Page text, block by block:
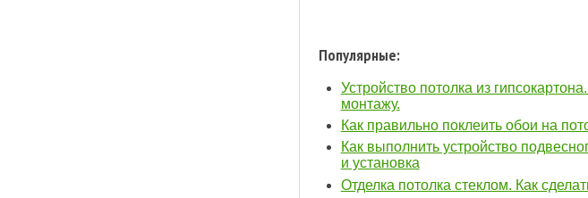
Популярные:
Устройство потолка из
монтажу.
Как правильно поклеить обои на
Как выполнить устройство
и установка
Отделка потолка стеклом. Как